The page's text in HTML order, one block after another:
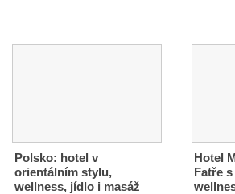
Polsko: hotel v
orientálním stylu,
wellness, jídlo i masáž
Hotel
Fatře